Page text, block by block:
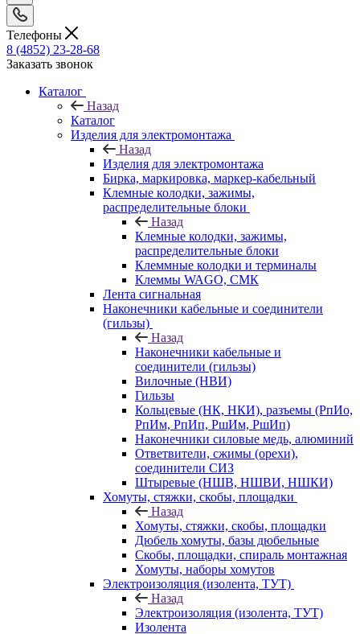
Телефоны
8 (4852) 23-28-68
Заказать звонок
Каталог
Назад
Каталог
Изделия для электромонтажа
Назад
Изделия для электромонтажа
Бирка, маркировка, маркер-кабельный
Клемные колодки, зажимы,
распределительные блоки
Назад
Клемные колодки, зажимы,
распределительные блоки
Клеммные колодки и терминалы
Клеммы WAGO, СМК
Лента сигнальная
Наконечники кабельные и соединители
(гильзы)
Назад
Наконечники кабельные и
соединители (гильзы)
Вилочные (НВИ)
Гильзы
Кольцевые (НК, НКИ), разъемы (РпИо,
РпИм, РпИп, РшИм, РшИп)
Наконечники силовые медь, алюминий
Ответвители, сжимы (орехи),
соединители СИЗ
Штыревые (НШВ, НШВИ, НШКИ)
Хомуты, стяжки, скобы, площадки
Назад
Хомуты, стяжки, скобы, площадки
Дюбель хомуты, базы дюбельные
Скобы, площадки, спираль монтажная
Хомуты, наборы хомутов
Электроизоляция (изолента, ТУТ)
Назад
Электроизоляция (изолента, ТУТ)
Изолента